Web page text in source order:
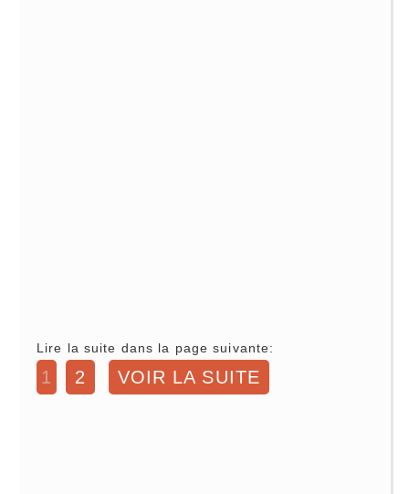
Lire la suite dans la page suivante:
1 2 VOIR LA SUITE